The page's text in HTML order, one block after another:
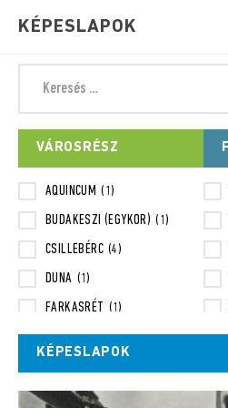
KÉPESLAPOK
VÁROSRÉSZ
AQUINCUM (1)
BUDAKESZI (EGYKOR) (1)
CSILLEBÉRC (4)
DUNA (1)
FARKASRÉT (1)
FARKASVÖLGY (8)
HEGYVIDÉK
KÉPESLAPOK